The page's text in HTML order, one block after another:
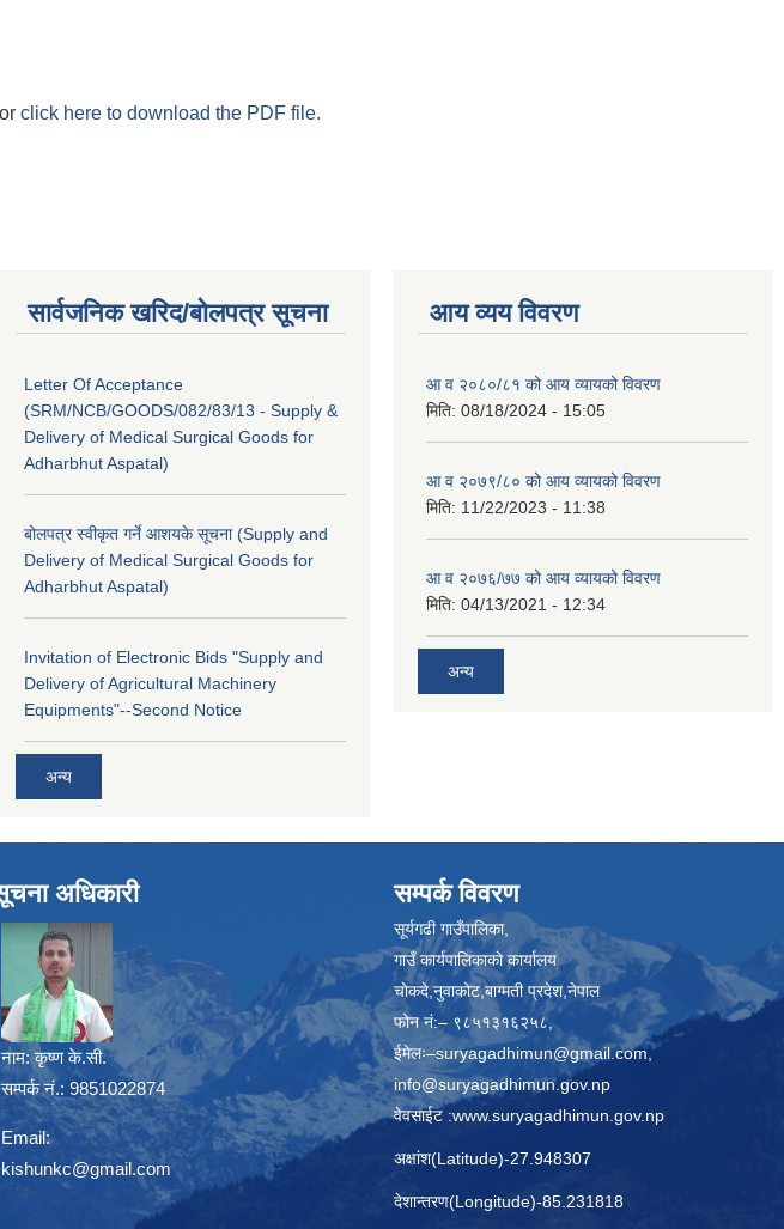
or click here to download the PDF file.
सार्वजनिक खरिद/बोलपत्र सूचना
Letter Of Acceptance
(SRM/NCB/GOODS/082/83/13 - Supply &
Delivery of Medical Surgical Goods for
Adharbhut Aspatal)
बोलपत्र स्वीकृत गर्ने आशयके सूचना (Supply and
Delivery of Medical Surgical Goods for
Adharbhut Aspatal)
Invitation of Electronic Bids "Supply and
Delivery of Agricultural Machinery
Equipments"--Second Notice
अन्य
आय व्यय विवरण
आ व २०८०/८१ को आय व्यायको विवरण
मिति: 08/18/2024 - 15:05
आ व २०७९/८० को आय व्यायको विवरण
मिति: 11/22/2023 - 11:38
आ व २०७६/७७ को आय व्यायको विवरण
मिति: 04/13/2021 - 12:34
अन्य
अधिकारी
नाम: कृष्ण के.सी.
सम्पर्क नं.: 9851022874
Email:
kishunkc@gmail.com
सम्पर्क विवरण
सूर्यगढी गाउँपालिका,
गाउँ कार्यपालिकाकाे कार्यालय
चाेकदे,नुवाकोट,बाग्मती प्रदेश,नेपाल
फोन नं:– ९८५१३१६२५८,
ईमेलः–suryagadhimun@gmail.com,
info@suryagadhimun.gov.np
वेवसाईट :www.suryagadhimun.gov.np
अक्षांश(Latitude)-27.948307
देशान्तरण(Longitude)-85.231818